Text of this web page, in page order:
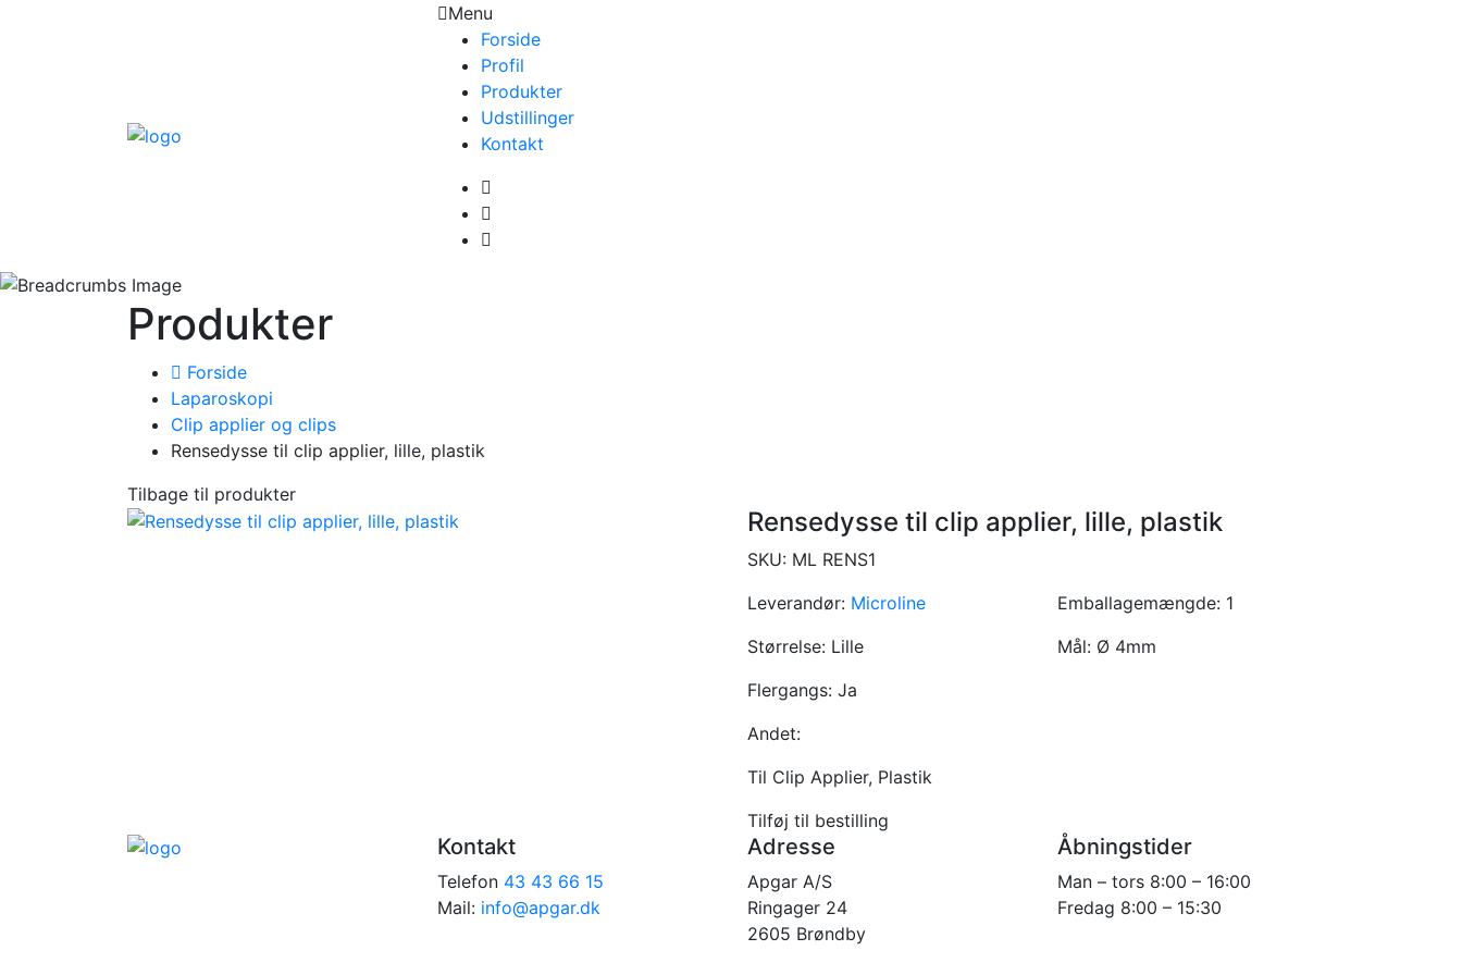
Menu
Forside
Profil
Produkter
Udstillinger
Kontakt
Produkter
Forside
Laparoskopi
Clip applier og clips
Rensedysse til clip applier, lille, plastik
Tilbage til produkter
Rensedysse til clip applier, lille, plastik
SKU: ML RENS1
Leverandør: Microline Emballagemængde: 1
Størrelse: Lille Mål: Ø 4mm
Flergangs: Ja
Andet:
Til Clip Applier, Plastik
Tilføj til bestilling
Kontakt
Telefon 43 43 66 15
Mail: info@apgar.dk
Adresse
Apgar A/S
Ringager 24
2605 Brøndby
Åbningstider
Man – tors 8:00 – 16:00
Fredag 8:00 – 15:30